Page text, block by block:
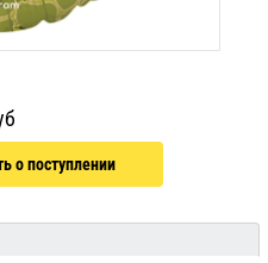
о поступлении